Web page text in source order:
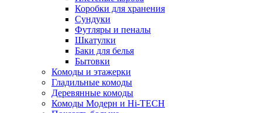
Коробки для хранения
Сундуки
Футляры и пеналы
Шкатулки
Баки для белья
Бытовки
Комоды и этажерки
Гладильные комоды
Деревянные комоды
Комоды Модерн и Hi-TECH